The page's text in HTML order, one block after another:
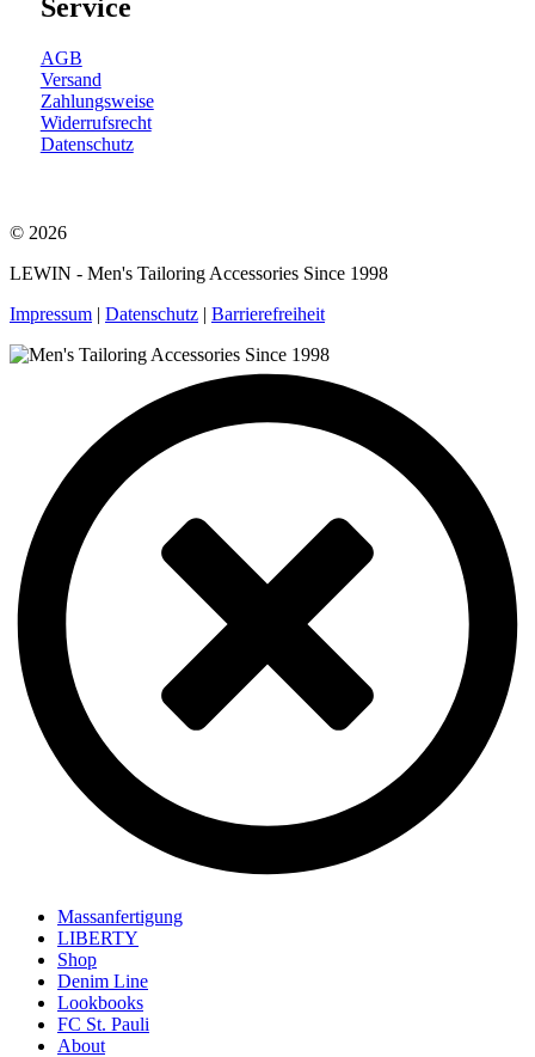
Service
AGB
Versand
Zahlungsweise
Widerrufsrecht
Datenschutz
© 2026
LEWIN - Men's Tailoring Accessories Since 1998
Impressum | Datenschutz | Barrierefreiheit
Massanfertigung
LIBERTY
Shop
Denim Line
Lookbooks
FC St. Pauli
About